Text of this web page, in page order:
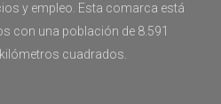
y empleo. Esta comarca está
con una población de 8.591
cuadrados.